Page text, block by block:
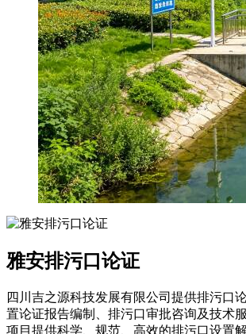
雅安排污口论证
四川吉之源科技发展有限公司提供排污口
置论证报告编制、排污口审批咨询及技术
项目提供科学、规范、高效的排污口设置解